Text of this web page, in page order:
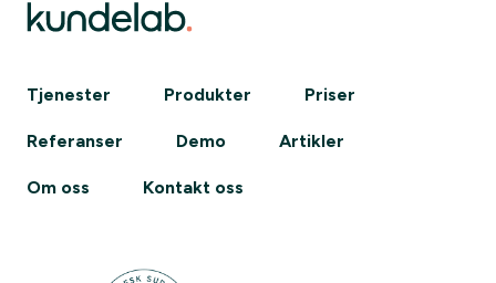
Tjenester Produkter Priser
Referanser Demo Artikler
Om oss Kontakt oss